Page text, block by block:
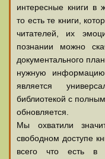
интересные книги в
то есть те книги,
читателей, их
познании можно
документального
нужную
является
библиотекой с
обновляется.
Мы охватили
свободном доступе
всего что есть в